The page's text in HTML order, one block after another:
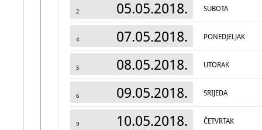
2 05.05.2018. SUBOTA
4 07.05.2018. PONEDJELJAK
5 08.05.2018. UTORAK
6 09.05.2018. SRIJEDA
9 10.05.2018. ČETVRTAK